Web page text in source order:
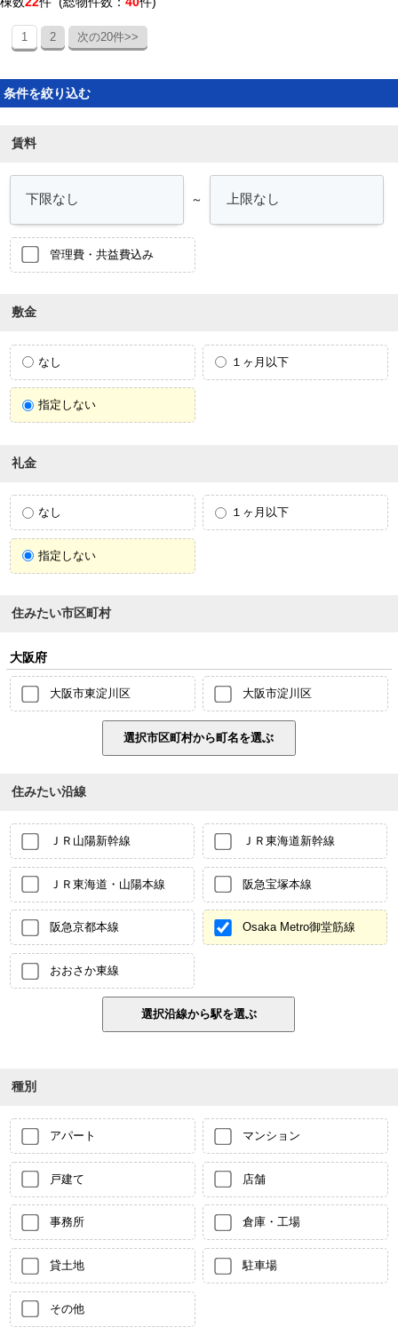
1 2 次の20件>>
条件を絞り込む
賃料
～
管理費・共益費込み
敷金
なし １ヶ月以下
指定しない
礼金
なし １ヶ月以下
指定しない
住みたい市区町村
大阪府
大阪市東淀川区 大阪市淀川区
住みたい沿線
ＪＲ山陽新幹線 ＪＲ東海道新幹線
ＪＲ東海道・山陽本線 阪急宝塚本線
阪急京都本線 Osaka Metro御堂筋線
おおさか東線
種別
アパート マンション
戸建て 店舗
事務所 倉庫・工場
貸土地 駐車場
その他